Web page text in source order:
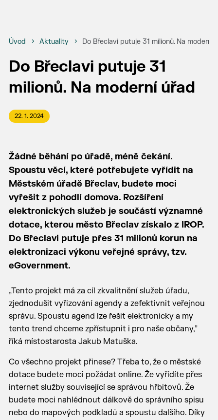
Úvod Aktuality Do Břeclavi putuje 31 milionů. Na moderní
Do Břeclavi putuje 31
milionů. Na moderní úřad
22. 1. 2024
Žádné běhání po úřadě, méně čekání.
Spoustu věcí, které potřebujete vyřídit na
Městském úřadě Břeclav, budete moci
vyřešit z pohodlí domova. Rozšíření
elektronických služeb je součástí významné
dotace, kterou město Břeclav získalo z IROP.
Do Břeclavi putuje přes 31 milionů korun na
elektronizaci výkonu veřejné správy, tzv.
eGovernment.
„Tento projekt má za cíl zkvalitnění služeb úřadu,
zjednodušit vyřizování agendy a zefektivnit veřejnou
správu. Spoustu agend lze řešit elektronicky a my
tento trend chceme zpřístupnit i pro naše občany,”
říká místostarosta Jakub Matuška.
Co všechno projekt přinese? Třeba to, že o městské
dotace budete moci požádat online. Že vyřídíte přes
internet služby související se správou hřbitovů. Že
budete moci nahlédnout dálkově do správního spisu
nebo do mapových podkladů a spoustu dalšího. Díky